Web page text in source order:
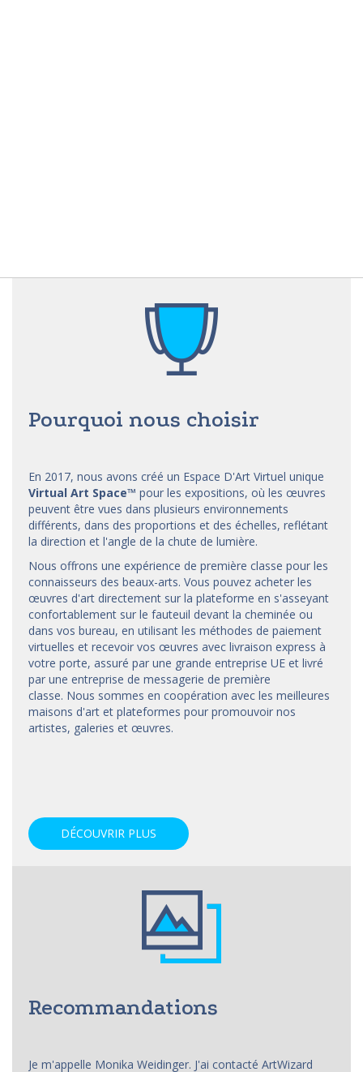
Pourquoi nous choisir
En 2017, nous avons créé un Espace D'Art Virtuel unique
Virtual Art Space™ pour les expositions, où les œuvres
peuvent être vues dans plusieurs environnements
différents, dans des proportions et des échelles, reflétant
la direction et l'angle de la chute de lumière.
Nous offrons une expérience de première classe pour les
connaisseurs des beaux-arts. Vous pouvez acheter les
œuvres d'art directement sur la plateforme en s'asseyant
confortablement sur le fauteuil devant la cheminée ou
dans vos bureau, en utilisant les méthodes de paiement
virtuelles et recevoir vos œuvres avec livraison express à
votre porte, assuré par une grande entreprise UE et livré
par une entreprise de messagerie de première
classe. Nous sommes en coopération avec les meilleures
maisons d'art et plateformes pour promouvoir nos
artistes, galeries et œuvres.
DÉCOUVRIR PLUS
Recommandations
Je m'appelle Monika Weidinger. J'ai contacté ArtWizard